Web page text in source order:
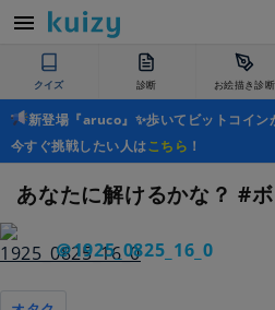
クイズ 診断 お絵描き診断
新登場『aruco』✨歩いてビットコイン
今すぐ挑戦したい人はこちら ！
あなたに解けるかな？ #
＠1925_0825_16_0